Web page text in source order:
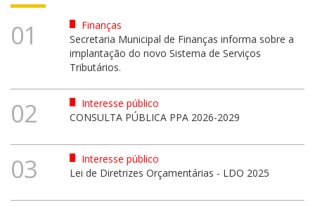
01
Finanças
Secretaria Municipal de Finanças informa sobre a
implantação do novo Sistema de Serviços
Tributários.
02
Interesse público
CONSULTA PÚBLICA PPA 2026-2029
03
Interesse público
Lei de Diretrizes Orçamentárias - LDO 2025